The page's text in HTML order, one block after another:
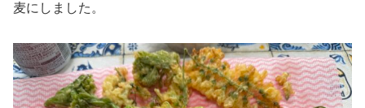
麦にしました。